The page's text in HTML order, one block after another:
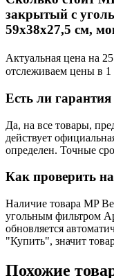
закрытый с
59х38х27,5 см,
Актуальная цена на
отслеживаем цены в 1
Есть ли гарантия
Да, на все товары,
действует
определен. Точные
Как проверить
Наличие товара MP
угольным фильтром
обновляется
"Купить", значит
Похожие